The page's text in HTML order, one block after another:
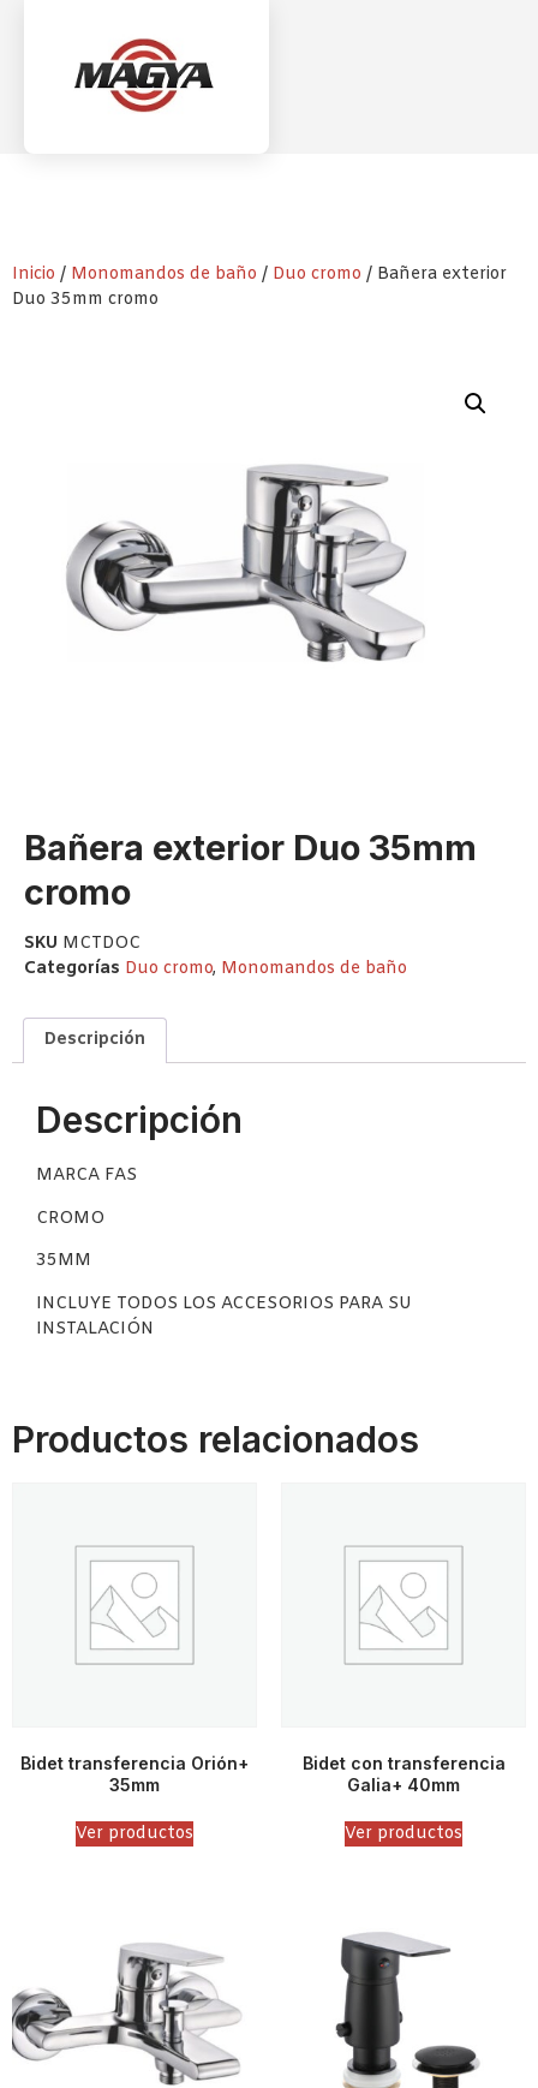
Inicio / Monomandos de baño / Duo cromo / Bañera exterior
Duo 35mm cromo
Bañera exterior Duo 35mm
cromo
SKU MCTDOC
Categorías Duo cromo, Monomandos de baño
Descripción
Descripción
MARCA FAS
CROMO
35MM
INCLUYE TODOS LOS ACCESORIOS PARA SU
INSTALACIÓN
Productos relacionados
Bidet transferencia Orión+
35mm
Ver productos
Bidet con transferencia
Galia+ 40mm
Ver productos